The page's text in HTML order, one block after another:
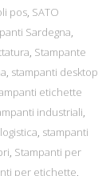
pos, SATO
Sardegna,
, Stampante
, stampanti desktop
etichette
industriali,
, stampanti
, Stampanti per
per etichette,